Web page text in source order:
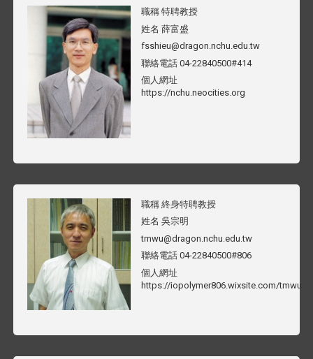
職稱 特聘教授
姓名 薛富盛
fsshieu@dragon.nchu.edu.tw
聯絡電話 04-22840500#414
個人網址
https://nchu.neocities.org
職稱 終身特聘教授
姓名 吳宗明
tmwu@dragon.nchu.edu.tw
聯絡電話 04-22840500#806
個人網址
https://iopolymer806.wixsite.com/tmwu